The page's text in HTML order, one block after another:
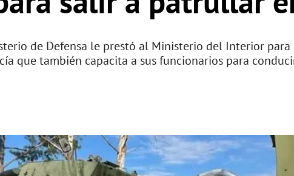
de Defensa le prestó al Ministerio del Interior
que también capacita a sus funcionarios para